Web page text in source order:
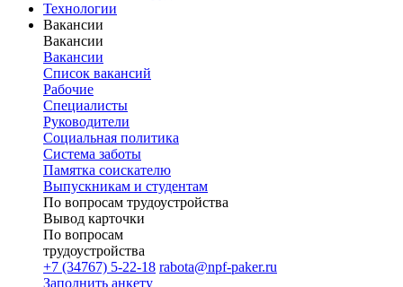
Технологии
Вакансии
Вакансии
Вакансии
Список вакансий
Рабочие
Специалисты
Руководители
Cоциальная политика
Система заботы
Памятка соискателю
Выпускникам и студентам
По вопросам трудоустройства
Вывод карточки
По вопросам
трудоустройства
+7 (34767) 5-22-18 rabota@npf-paker.ru
Заполнить анкету